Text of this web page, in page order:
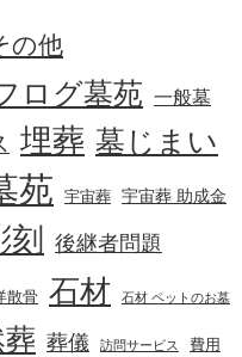
の他
ログ墓苑 一般墓
埋葬 墓じまい
苑 宇宙葬 宇宙葬 助成金
刻 後継者問題
散骨 石材 石材 ペットのお墓
葬 葬儀 訪問サービス 費用